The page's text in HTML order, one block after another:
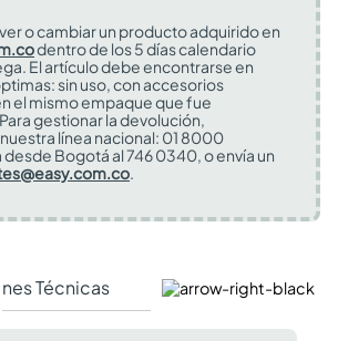
o cambiar un producto adquirido en
dentro de los 5 días calendario
El artículo debe encontrarse en
sin uso, con accesorios
el mismo empaque que fue
gestionar la devolución,
línea nacional: 01 8000
Bogotá al 746 0340, o envía un
.
Técnicas Comentarios y